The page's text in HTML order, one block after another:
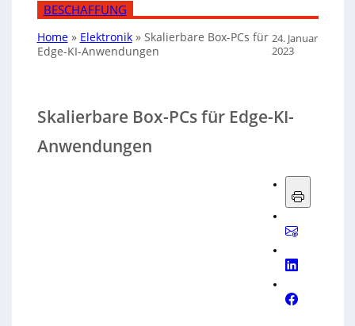
BESCHAFFUNG
Home» Elektronik» Skalierbare Box-PCs für
Edge-KI-Anwendungen
24. Januar
2023
Skalierbare Box-PCs für Edge-KI-
Anwendungen